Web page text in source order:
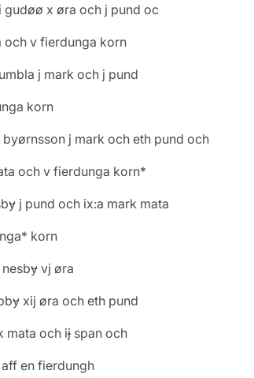
gudøø x øra och j pund oc
och v fierdunga korn
j mark och j pund
korn
byørnsson j mark och eth pund och
och v fierdunga korn*
j pund och ix:a mark mata
korn
vj øra
xij øra och eth pund
mata och iɉ span och
en fierdungh